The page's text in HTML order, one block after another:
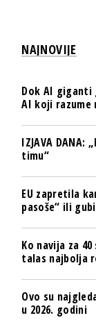
NAJNOVIJE
Dok AI giganti
AI koji razume
IZJAVA
timu“
EU zapretila
pasoše“ ili
Ko navija za
talas najbolja
Ovo su
u 2026. godini